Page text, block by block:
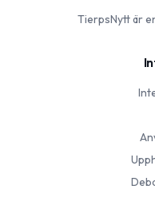
TierpsNyttär